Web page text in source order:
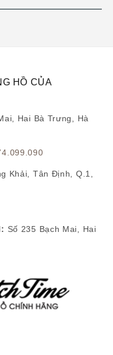
HỒ CỦA
Hai Bà Trưng, Hà
Khải, Tân Định, Q.1,
Số 235 Bạch Mai, Hai